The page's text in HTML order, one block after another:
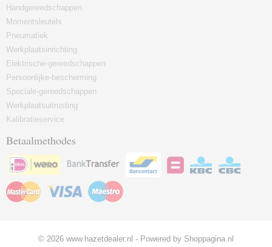
Handgereedschappen
Momentsleutels
Pneumatiek
Werkplaatsinrichting
Elektrische-gereedschappen
Persoonlijke-bescherming
Speciale-gereedschappen
Werkplaatsuitrusting
Kalibratieservice
Betaalmethodes
© 2026 www.hazetdealer.nl - Powered by Shoppagina.nl